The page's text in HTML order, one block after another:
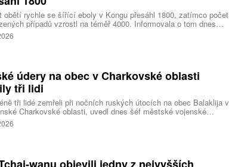
obětí rychle se šířící eboly v Kongu přesáhl 1800, zatímco počet
případů vzrostl na téměř 4000. Informovala o tom dnes
Reuters s odkazem na konžské úřady.
údery na obec v Charkovské oblasti
tři lidi
tři lidé zemřeli při nočních ruských útocích na obec Balaklija v
Charkovské oblasti, uvedl dnes šéf městské vojenské
Vitalij Karabanov. Ukrajinské letectvo ráno oznámilo, že Rusko
útočilo na Ukrajinu čtyřmi střelami a 101 bezpilotními letouny,
wanu objevili jedny z nejvyšších